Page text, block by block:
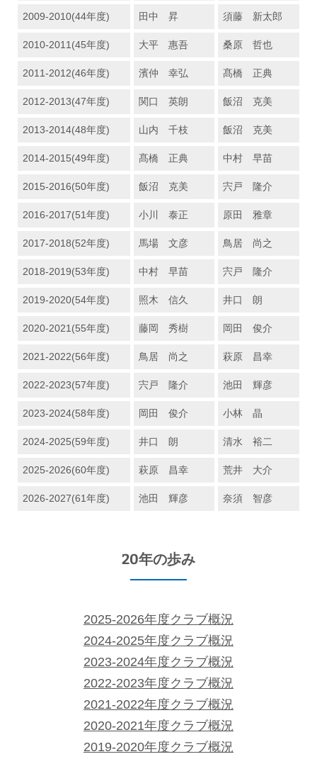
2009-2010(44年度) 田中 昇 須藤 新太郎
2010-2011(45年度) 大平 惠吾 桑原 哲也
2011-2012(46年度) 濱仲 幸弘 髙橋 正典
2012-2013(47年度) 関口 英朗 飯沼 克美
2013-2014(48年度) 山内 千枝 飯沼 克美
2014-2015(49年度) 髙橋 正典 中村 早苗
2015-2016(50年度) 飯沼 克美 宍戸 隆介
2016-2017(51年度) 小川 泰正 原田 雅章
2017-2018(52年度) 馬場 文彦 鳥居 尚之
2018-2019(53年度) 中村 早苗 宍戸 隆介
2019-2020(54年度) 照木 信久 井口 朗
2020-2021(55年度) 藤岡 秀樹 岡田 俊介
2021-2022(56年度) 鳥居 尚之 萩原 昌幸
2022-2023(57年度) 宍戸 隆介 池田 輝彦
2023-2024(58年度) 岡田 俊介 小林 晶
2024-2025(59年度) 井口 朗 清水 裕二
2025-2026(60年度) 萩原 昌幸 荒井 大介
2026-2027(61年度) 池田 輝彦 奈須 智彦
20年の歩み
2025-2026年度クラブ概況
2024-2025年度クラブ概況
2023-2024年度クラブ概況
2022-2023年度クラブ概況
2021-2022年度クラブ概況
2020-2021年度クラブ概況
2019-2020年度クラブ概況